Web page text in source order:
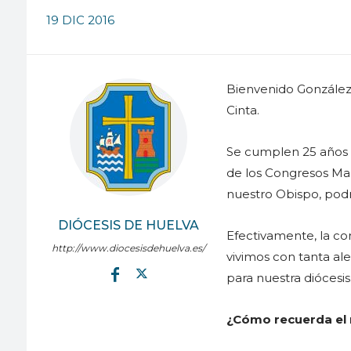
19 DIC 2016
DIÓCESIS DE HUELVA
http://www.diocesisdehuelva.es/
Bienvenido
Cinta.
Se cumplen 25
de los Congresos
nuestro Obispo,
Efectivamente, la
vivimos con tanta
para nuestra
¿Cómo recuerda